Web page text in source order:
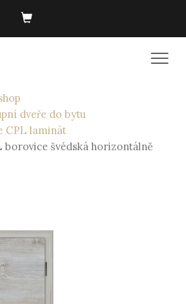
dveře do bytu
CPL laminát
borovice švédská horizontálně